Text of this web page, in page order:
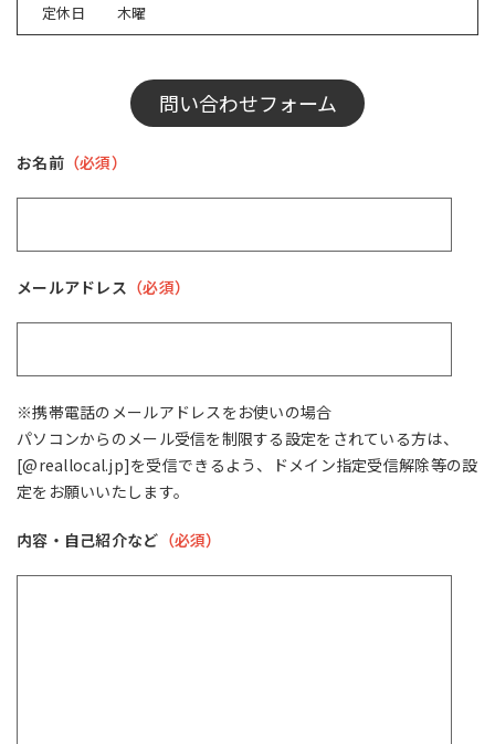
定休日 木曜
問い合わせフォーム
お名前（必須）
メールアドレス （必須）
※携帯電話のメールアドレスをお使いの場合
パソコンからのメール受信を制限する設定をされている方は、
[@reallocal.jp]を受信できるよう、ドメイン指定受信解除等の設
定をお願いいたします。
内容・自己紹介など （必須）